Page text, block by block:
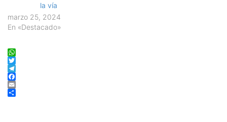
la vía
marzo 25, 2024
En «Destacado»
WhatsApp
Twitter
Telegram
Facebook
Email